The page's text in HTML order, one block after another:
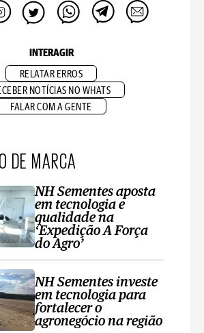
INTERAGIR
RELATAR ERROS
NOTÍCIAS NO WHATS
FALAR COM A GENTE
DE MARCA
NH Sementes aposta
em tecnologia e
qualidade na
‘Expedição A Força
do Agro’
NH Sementes investe
em tecnologia para
fortalecer o
agronegócio na região